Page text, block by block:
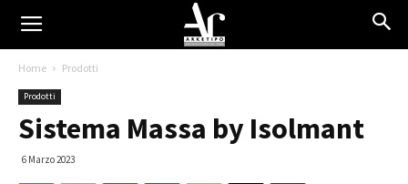
Home Prodotti
Prodotti
Sistema Massa by Isolmant
6 Marzo 2023